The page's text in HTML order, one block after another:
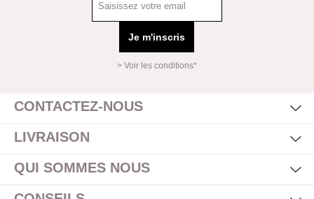
Je m'inscris
> Voir les conditions*
CONTACTEZ-NOUS
LIVRAISON
QUI SOMMES NOUS